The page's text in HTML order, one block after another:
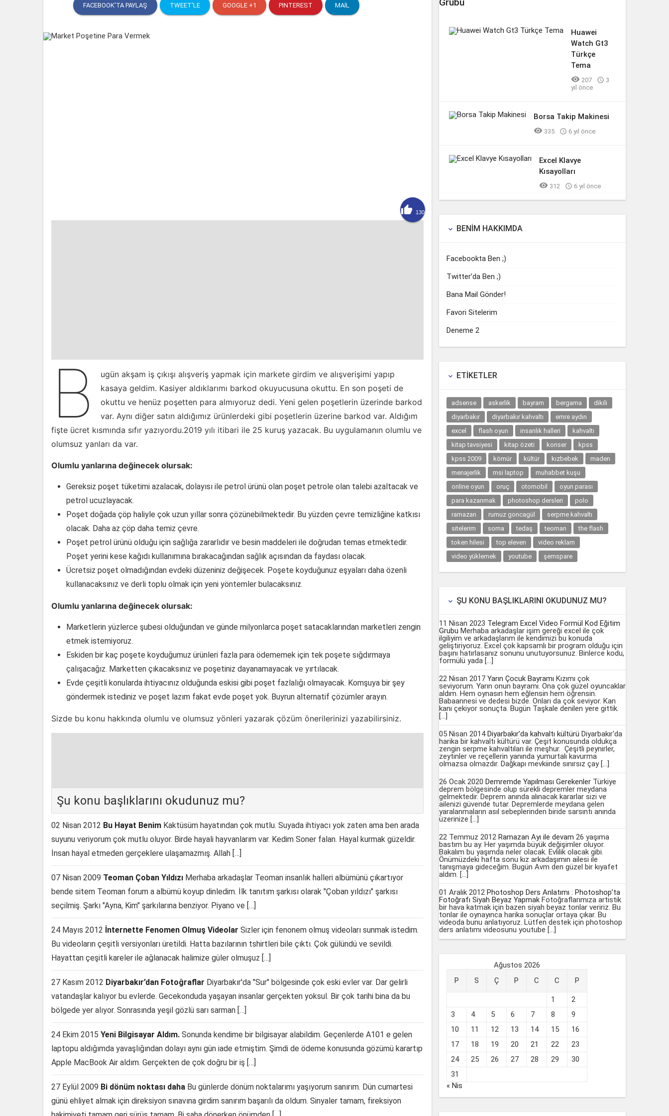
FACEBOOK'TA PAYLAŞ TWEET'LE GOOGLE +1 PINTEREST MAIL
 130
B
ugün akşam iş çıkışı alışveriş yapmak için markete girdim ve alışverişimi yapıp
kasaya geldim. Kasiyer aldıklarımı barkod okuyucusuna okuttu. En son poşeti de
okuttu ve henüz poşetten para almıyoruz dedi. Yeni gelen poşetlerin üzerinde barkod
var. Aynı diğer satın aldığımız ürünlerdeki gibi poşetlerin üzerine barkod var. Aldığım
fişte ücret kısmında sıfır yazıyordu.2019 yılı itibari ile 25 kuruş yazacak. Bu uygulamanın olumlu ve
olumsuz yanları da var.
Olumlu yanlarına değinecek olursak:
Gereksiz poşet tüketimi azalacak, dolayısı ile petrol ürünü olan poşet petrole olan talebi azaltacak ve
petrol ucuzlayacak.
Poşet doğada çöp haliyle çok uzun yıllar sonra çözünebilmektedir. Bu yüzden çevre temizliğine katkısı
olacak. Daha az çöp daha temiz çevre.
Poşet petrol ürünü olduğu için sağlığa zararlıdır ve besin maddeleri ile doğrudan temas etmektedir.
Poşet yerini kese kağıdı kullanımına bırakacağından sağlık açısından da faydası olacak.
Ücretsiz poşet olmadığından evdeki düzeniniz değişecek. Poşete koyduğunuz eşyaları daha özenli
kullanacaksınız ve derli toplu olmak için yeni yöntemler bulacaksınız.
Olumlu yanlarına değinecek olursak:
Marketlerin yüzlerce şubesi olduğundan ve günde milyonlarca poşet satacaklarından marketleri zengin
etmek istemiyoruz.
Eskiden bir kaç poşete koyduğumuz ürünleri fazla para ödememek için tek poşete sığdırmaya
çalışacağız. Marketten çıkacaksınız ve poşetiniz dayanamayacak ve yırtılacak.
Evde çeşitli konularda ihtiyacınız olduğunda eskisi gibi poşet fazlalığı olmayacak. Komşuya bir şey
göndermek istediniz ve poşet lazım fakat evde poşet yok. Buyrun alternatif çözümler arayın.
Sizde bu konu hakkında olumlu ve olumsuz yönleri yazarak çözüm önerilerinizi yazabilirsiniz.
Şu konu başlıklarını okudunuz mu?
02 Nisan 2012 Bu Hayat Benim Kaktüsüm hayatından çok mutlu. Suyada ihtiyacı yok zaten ama ben arada
suyunu veriyorum çok mutlu oluyor. Birde hayali hayvanlarım var. Kedim Soner falan. Hayal kurmak güzeldir.
İnsan hayal etmeden gerçeklere ulaşamazmış. Allah […]
07 Nisan 2009 Teoman Çoban Yıldızı Merhaba arkadaşlar Teoman insanlık halleri albümünü çıkartıyor
bende sitem Teoman forum a albümü koyup dinledim. İlk tanıtım şarkısı olarak "Çoban yıldızı" şarkısı
seçilmiş. Şarkı "Ayna, Kim" şarkılarına benziyor. Piyano ve […]
24 Mayıs 2012 İnternette Fenomen Olmuş Videolar Sizler için fenonem olmuş videoları sunmak istedim.
Bu videoların çeşitli versiyonları üretildi. Hatta bazılarının tshirtleri bile çıktı. Çok gülündü ve sevildi.
Hayattan çeşitli kareler ile ağlanacak halimize güler olmuşuz […]
27 Kasım 2012 Diyarbakır’dan Fotoğraflar Diyarbakır'da "Sur" bölgesinde çok eski evler var. Dar gelirli
vatandaşlar kalıyor bu evlerde. Gecekonduda yaşayan insanlar gerçekten yoksul. Bir çok tarihi bina da bu
bölgede yer alıyor. Sonrasında yeşil gözlü sarı sarman […]
24 Ekim 2015 Yeni Bilgisayar Aldım. Sonunda kendime bir bilgisayar alabildim. Geçenlerde A101 e gelen
laptopu aldığımda yavaşlığından dolayı aynı gün iade etmiştim. Şimdi de ödeme konusunda gözümü karartıp
Apple MacBook Air aldım. Gerçekten de çok doğru bir iş […]
27 Eylül 2009 Bi dönüm noktası daha Bu günlerde dönüm noktalarımı yaşıyorum sanırım. Dün cumartesi
günü ehliyet almak için direksiyon sınavına girdim sanırım başarılı da oldum. Sinyaler tamam, fireksiyon
Huawei
Watch Gt3
Türkçe
Tema
 207  3
yıl önce
Borsa Takip Makinesi
 335  6 yıl önce
Excel Klavye
Kısayolları
 312  6 yıl önce
 BENIM HAKKIMDA
Facebookta Ben ;)
Twitter’da Ben ;)
Bana Mail Gönder!
Favori Sitelerim
Deneme 2
 ETIKETLER
adsense askerlik bayram bergama
dikili
diyarbakır
diyarbakır kahvaltı
emre aydın
excel
flash oyun insanlık halleri
kahvaltı
kitap tavsiyesi
kitap özeti konser
kpss
kpss 2009
kömür kültür kızbebek
maden
menajerlik
msi laptop
muhabbet kuşu
online oyun
oruç otomobil
oyun parası
para kazanmak
photoshop dersleri
polo
ramazan
rumuz goncagül
serpme kahvaltı
sitelerim
soma tedaş teoman
the flash
token hilesi
top eleven
video reklam
video yüklemek
youtube şemspare
 ŞU KONU BAŞLIKLARINI OKUDUNUZ MU?
11 Nisan 2023 Telegram Excel Video Formül Kod Eğitim
Grubu Merhaba arkadaşlar işim gereği excel ile çok
ilgiliyim ve arkadaşlarım ile kendimizi bu konuda
geliştiriyoruz. Excel çok kapsamlı bir program olduğu için
başını hatırlasanız sonunu unutuyorsunuz. Binlerce kodu,
formülü yada […]
22 Nisan 2017 Yarın Çocuk Bayramı Kızımı çok
seviyorum. Yarın onun bayramı. Ona çok güzel oyuncaklar
aldım. Hem oynasın hem eğlensin hem öğrensin.
Babaannesi ve dedesi bizde. Onları da çok seviyor. Kan
kanı çekiyor sonuçta. Bugün Taşkale denilen yere gittik.
[…]
05 Nisan 2014 Diyarbakır’da kahvaltı kültürü Diyarbakır'da
harika bir kahvaltı kültürü var. Çeşit konusunda oldukça
zengin serpme kahvaltıları ile meşhur. Çeşitli peynirler,
zeytinler ve reçellerin yanında yumurtalı kavurma
olmazsa olmazdır. Dağkapı mevkiinde sınırsız çay […]
26 Ocak 2020 Demremde Yapılması Gerekenler Türkiye
deprem bölgesinde olup sürekli depremler meydana
gelmektedir. Deprem anında alınacak kararlar sizi ve
ailenizi güvende tutar. Depremlerde meydana gelen
yaralanmaların asıl sebeplerinden biride sarsıntı anında
üzerinize […]
22 Temmuz 2012 Ramazan Ayı ile devam 26 yaşıma
bastım bu ay. Her yaşımda büyük değişimler oluyor.
Bakalım bu yaşımda neler olacak. Evlilik olacak gibi.
Önümüzdeki hafta sonu kız arkadaşımın ailesi ile
tanışmaya gideceğim. Bugün Avm den güzel bir kıyafet
aldım. […]
01 Aralık 2012 Photoshop Ders Anlatımı : Photoshop’ta
Fotoğrafı Siyah Beyaz Yapmak Fotoğraflarımıza artistik
bir hava katmak için bazen siyah beyaz tonlar veririz. Bu
tonlar ile oynayınca harika sonuçlar ortaya çıkar. Bu
videoda bunu anlatıyoruz. Lütfen destek için photoshop
ders anlatımı videosunu youtube […]
Ağustos 2026
P
S Ç P C C P
1
2
3
4 5 6 7 8
9
10
11 12 13 14 15
16
17
18 19 20 21 22
23
24
25 26 27 28 29
30
31
« Nis